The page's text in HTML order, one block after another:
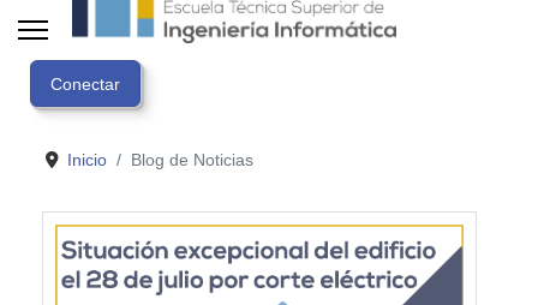
Inicio Blog de Noticias